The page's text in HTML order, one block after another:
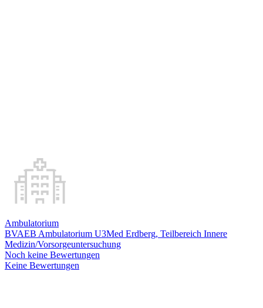
Ambulatorium
BVAEB Ambulatorium U3Med Erdberg, Teilbereich Innere
Medizin/Vorsorgeuntersuchung
Noch keine Bewertungen
Keine Bewertungen